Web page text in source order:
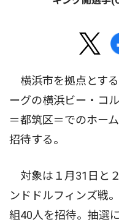
横浜市を拠点とす
ーグの横浜ビー・コ
＝都筑区＝でのホー
招待する。
対象は１月31日と
ンドドルフィンズ戦
組40人を招待。抽選